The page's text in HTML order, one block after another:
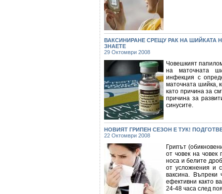
ВАКСИНИРАНЕ СРЕЩУ РАК НА ШИЙКАТА
ЗНАЕТЕ
29 Октомври 2008
Човешкият
на маточната
инфекция с
маточната шийка,
като причина за
причина за
синусите.
НОВИЯТ ГРИПЕН СЕЗОН Е ТУК!
22 Октомври 2008
Грипът
от човек на човек
носа и белите
от усложнения и
ваксина.
ефективни както
24-48 часа след